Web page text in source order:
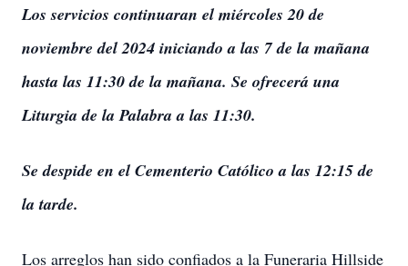
Los servicios continuaran el miércoles 20 de
noviembre del 2024 iniciando a las 7 de la mañana
hasta las 11:30 de la mañana. Se ofrecerá una
Liturgia de la Palabra a las 11:30.
Se despide en el Cementerio Católico a las 12:15 de
la tarde.
Los arreglos han sido confiados a la Funeraria Hillside